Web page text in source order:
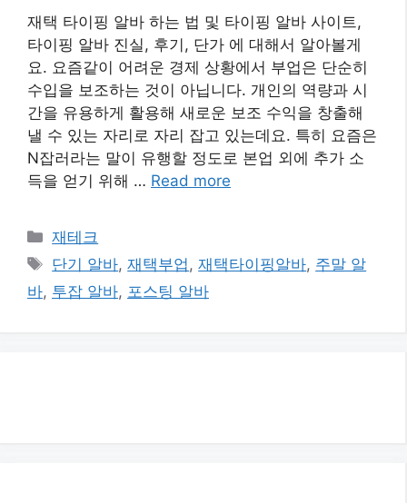
재택 타이핑 알바 하는 법 및 타이핑 알바 사이트,
타이핑 알바 진실, 후기, 단가 에 대해서 알아볼게
요. 요즘같이 어려운 경제 상황에서 부업은 단순히
수입을 보조하는 것이 아닙니다. 개인의 역량과 시
간을 유용하게 활용해 새로운 보조 수익을 창출해
낼 수 있는 자리로 자리 잡고 있는데요. 특히 요즘은
N잡러라는 말이 유행할 정도로 본업 외에 추가 소
득을 얻기 위해 … Read more
카
테
리
재테크
태
그
단기 알바,재택부업,재택타이핑알바, 주말 알
바, 투잡 알바, 포스팅 알바